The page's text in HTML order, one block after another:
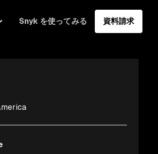
Snyk を使ってみる 資料請求